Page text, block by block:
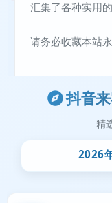
抖音
精
2026